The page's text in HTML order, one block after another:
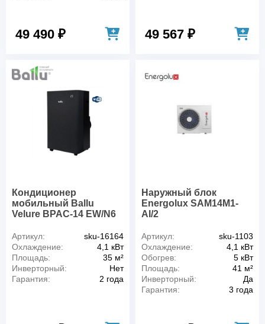
49 490 ₽ 49 567 ₽
Кондиционер
мобильный Ballu
Velure BPAC-14 EW/N6
Артикул:
sku-16164
Охлаждение:
4,1 кВт
Площадь:
35 м²
Инверторный:
Нет
Гарантия:
2 года
Наружный блок
Energolux SAM14M1-
AI/2
Артикул:
sku-1103
Охлаждение:
4,1 кВт
Обогрев:
5 кВт
Площадь:
41 м²
Инверторный:
Да
Гарантия:
3 года